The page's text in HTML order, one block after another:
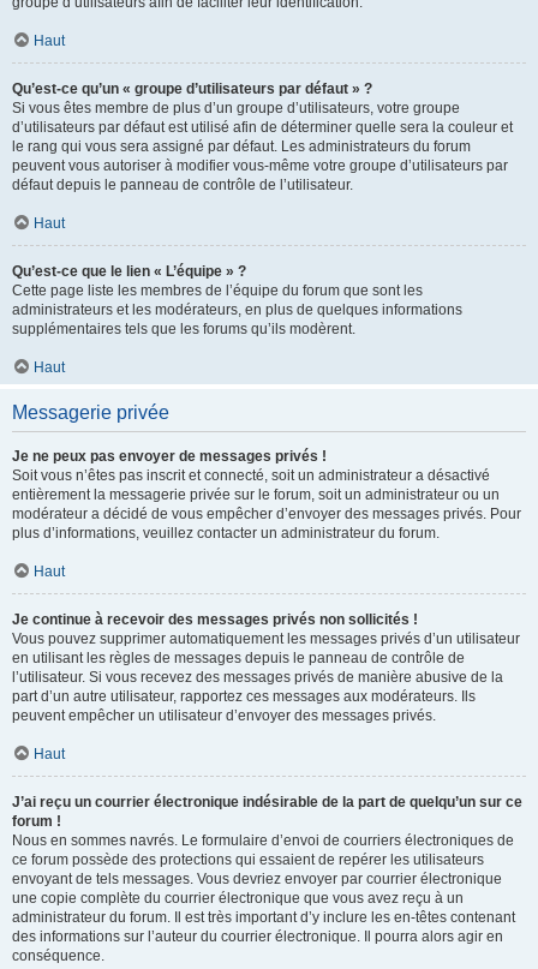
Haut
Qu’est-ce qu’un « groupe d’utilisateurs par défaut » ?
Si vous êtes membre de plus d’un groupe d’utilisateurs, votre groupe
d’utilisateurs par défaut est utilisé afin de déterminer quelle sera la couleur et
le rang qui vous sera assigné par défaut. Les administrateurs du forum
peuvent vous autoriser à modifier vous-même votre groupe d’utilisateurs par
défaut depuis le panneau de contrôle de l’utilisateur.
Haut
Qu’est-ce que le lien « L’équipe » ?
Cette page liste les membres de l’équipe du forum que sont les
administrateurs et les modérateurs, en plus de quelques informations
supplémentaires tels que les forums qu’ils modèrent.
Haut
Messagerie privée
Je ne peux pas envoyer de messages privés !
Soit vous n’êtes pas inscrit et connecté, soit un administrateur a désactivé
entièrement la messagerie privée sur le forum, soit un administrateur ou un
modérateur a décidé de vous empêcher d’envoyer des messages privés. Pour
plus d’informations, veuillez contacter un administrateur du forum.
Haut
Je continue à recevoir des messages privés non sollicités !
Vous pouvez supprimer automatiquement les messages privés d’un utilisateur
en utilisant les règles de messages depuis le panneau de contrôle de
l’utilisateur. Si vous recevez des messages privés de manière abusive de la
part d’un autre utilisateur, rapportez ces messages aux modérateurs. Ils
peuvent empêcher un utilisateur d’envoyer des messages privés.
Haut
J’ai reçu un courrier électronique indésirable de la part de quelqu’un sur ce
forum !
Nous en sommes navrés. Le formulaire d’envoi de courriers électroniques de
ce forum possède des protections qui essaient de repérer les utilisateurs
envoyant de tels messages. Vous devriez envoyer par courrier électronique
une copie complète du courrier électronique que vous avez reçu à un
administrateur du forum. Il est très important d’y inclure les en-têtes contenant
des informations sur l’auteur du courrier électronique. Il pourra alors agir en
conséquence.